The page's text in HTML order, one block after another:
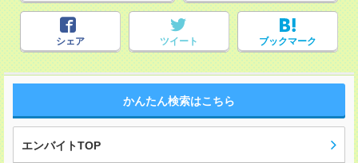
シェア ツイート ブックマーク
かんたん検索はこちら
エンバイトTOP